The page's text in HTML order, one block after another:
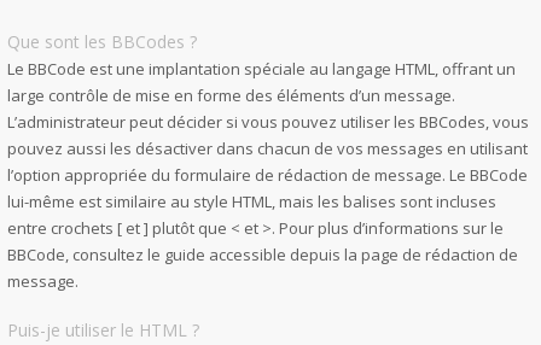
Que sont les BBCodes ?
Le BBCode est une implantation spéciale au langage HTML, offrant un
large contrôle de mise en forme des éléments d’un message.
L’administrateur peut décider si vous pouvez utiliser les BBCodes, vous
pouvez aussi les désactiver dans chacun de vos messages en utilisant
l’option appropriée du formulaire de rédaction de message. Le BBCode
lui-même est similaire au style HTML, mais les balises sont incluses
entre crochets [ et ] plutôt que < et >. Pour plus d’informations sur le
BBCode, consultez le guide accessible depuis la page de rédaction de
message.
Puis-je utiliser le HTML ?